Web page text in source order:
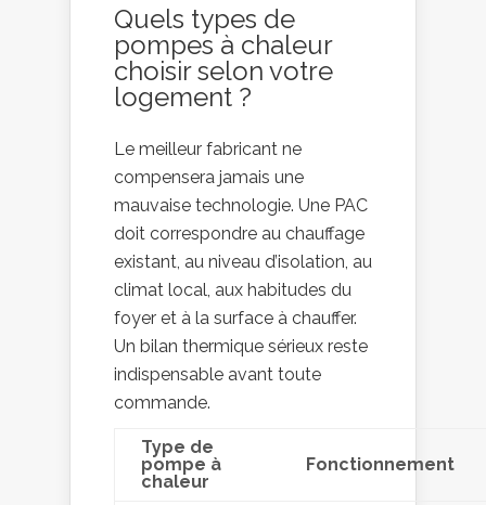
Quels types de
pompes à chaleur
choisir selon votre
logement ?
Le meilleur fabricant ne
compensera jamais une
mauvaise technologie. Une PAC
doit correspondre au chauffage
existant, au niveau d’isolation, au
climat local, aux habitudes du
foyer et à la surface à chauffer.
Un bilan thermique sérieux reste
indispensable avant toute
commande.
Type de
pompe à
chaleur
Fonctionnement